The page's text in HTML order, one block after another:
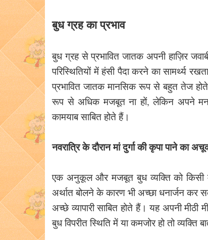
बुध ग्रह का प्रभाव
बुध ग्रह से प्रभावित जातक अपनी हाज़िर
परिस्थितियों में हंसी पैदा करने का सामर्थ्य
प्रभावित जातक मानसिक रूप से बहुत तेज
रूप से अधिक मजबूत ना हों, लेकिन अपने
कामयाब साबित होते हैं।
नवरात्रि के दौरान मां दुर्गा की कृपा पाने का
एक अनुकूल और मजबूत बुध व्यक्ति को किसी के
अर्थात बोलने के कारण भी अच्छा धनार्जन कर
अच्छे व्यापारी साबित होते हैं। यह अपनी
बुध विपरीत स्थिति में या कमजोर हो तो